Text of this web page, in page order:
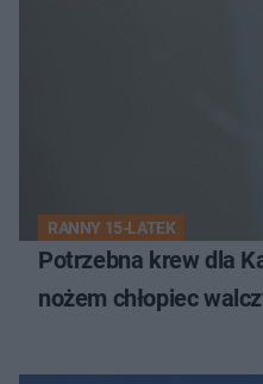
RANNY 15-LATEK
Potrzebna krew dla
nożem chłopiec